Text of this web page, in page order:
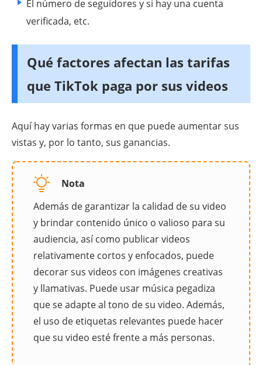
El número de seguidores y si hay una cuenta
verificada, etc.
Qué factores afectan las tarifas
que TikTok paga por sus videos
Aquí hay varias formas en que puede aumentar sus
vistas y, por lo tanto, sus ganancias.
Nota
Además de garantizar la calidad de su video
y brindar contenido único o valioso para su
audiencia, así como publicar videos
relativamente cortos y enfocados, puede
decorar sus videos con imágenes creativas
y llamativas. Puede usar música pegadiza
que se adapte al tono de su video. Además,
el uso de etiquetas relevantes puede hacer
que su video esté frente a más personas.